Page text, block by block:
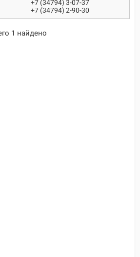
+7 (34794) 3-07-37
+7 (34794) 2-90-30
1 найдено